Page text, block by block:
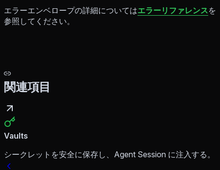
エラーエンベロープの詳細についてはエラーリファレンスを
参照してください。
関連項目
Vaults
シークレットを安全に保存し、Agent Session に注入する。